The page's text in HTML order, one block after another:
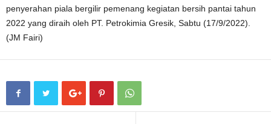
penyerahan piala bergilir pemenang kegiatan bersih pantai tahun
2022 yang diraih oleh PT. Petrokimia Gresik, Sabtu (17/9/2022).
(JM Fairi)